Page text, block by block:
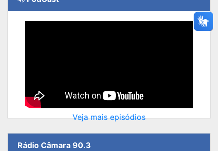
Veja mais episódios
Rádio Câmara 90.3